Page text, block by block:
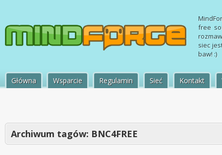
free
siec
baw! :)
Główna Wsparcie Regulamin Sieć Kontakt
Archiwum tagów: BNC4FREE